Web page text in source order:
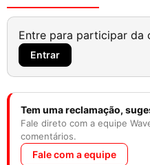
Entre para participar da
Entrar
Tem uma reclamação,
Fale direto com a equipe
comentários.
Fale com a equipe